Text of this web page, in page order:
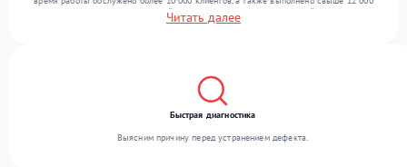
ремонтов. Ежемесячно в сервисный центр поступает более 300 устройств, включая , , .
Мы беремся за задачи любой сложности и предлагаем стабильный уровень сервиса
Читать далее
Быстрая диагностика
Выясним причину перед устранением дефекта.